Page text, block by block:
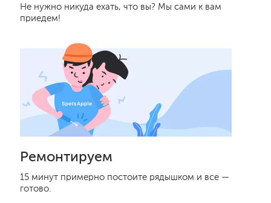
Не нужно никуда ехать, что вы? Мы сами к вам
приедем!
Ремонтируем
15 минут примерно постоите рядышком и все —
готово.